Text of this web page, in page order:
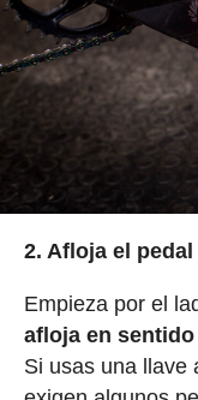
2. Afloja el
Empieza por el
afloja en
Si usas una llave